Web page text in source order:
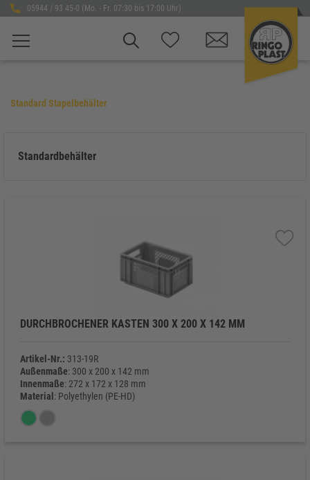
05944 / 93 45-0 (Mo. - Fr. 07:30 bis 17:00 Uhr)
Standard Stapelbehälter
Standardbehälter
DURCHBROCHENER KASTEN 300 X 200 X 142 MM
Artikel-Nr.: 313-19R
Außenmaße: 300 x 200 x 142 mm
Innenmaße: 272 x 172 x 128 mm
Material : Polyethylen (PE-HD)
Eigengewicht